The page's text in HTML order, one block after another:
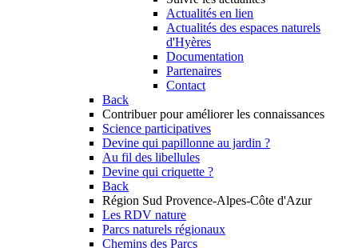
Actualités en lien
Actualités des espaces naturels
d'Hyères
Documentation
Partenaires
Contact
Back
Contribuer pour améliorer les connaissances
Science participatives
Devine qui papillonne au jardin ?
Au fil des libellules
Devine qui criquette ?
Back
Région Sud Provence-Alpes-Côte d'Azur
Les RDV nature
Parcs naturels régionaux
Chemins des Parcs